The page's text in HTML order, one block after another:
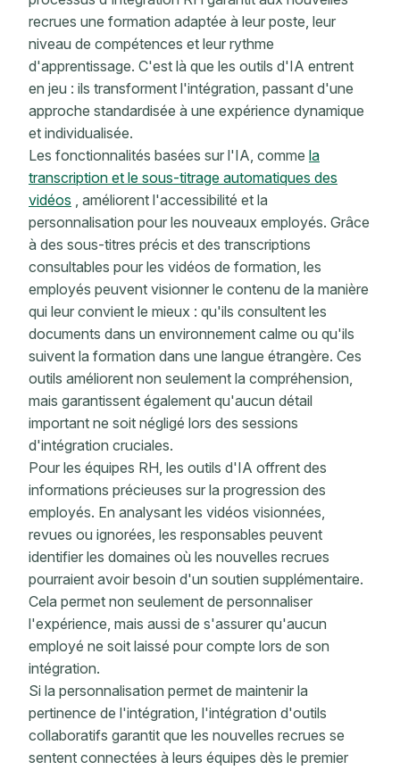
recrues une formation adaptée à leur poste, leur
niveau de compétences et leur rythme
d'apprentissage. C'est là que les outils d'IA entrent
en jeu : ils transforment l'intégration, passant d'une
approche standardisée à une expérience dynamique
et individualisée.
Les fonctionnalités basées sur l'IA, comme la
transcription et le sous-titrage automatiques des
vidéos , améliorent l'accessibilité et la
personnalisation pour les nouveaux employés. Grâce
à des sous-titres précis et des transcriptions
consultables pour les vidéos de formation, les
employés peuvent visionner le contenu de la manière
qui leur convient le mieux : qu'ils consultent les
documents dans un environnement calme ou qu'ils
suivent la formation dans une langue étrangère. Ces
outils améliorent non seulement la compréhension,
mais garantissent également qu'aucun détail
important ne soit négligé lors des sessions
d'intégration cruciales.
Pour les équipes RH, les outils d'IA offrent des
informations précieuses sur la progression des
employés. En analysant les vidéos visionnées,
revues ou ignorées, les responsables peuvent
identifier les domaines où les nouvelles recrues
pourraient avoir besoin d'un soutien supplémentaire.
Cela permet non seulement de personnaliser
l'expérience, mais aussi de s'assurer qu'aucun
employé ne soit laissé pour compte lors de son
intégration.
Si la personnalisation permet de maintenir la
pertinence de l'intégration, l'intégration d'outils
collaboratifs garantit que les nouvelles recrues se
sentent connectées à leurs équipes dès le premier